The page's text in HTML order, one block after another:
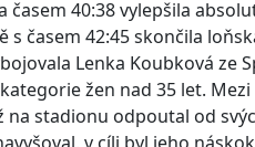
40:38 vylepšila
časem 42:45 skončila
Lenka Koubková ze
žen nad 35 let.
na stadionu odpoutal od